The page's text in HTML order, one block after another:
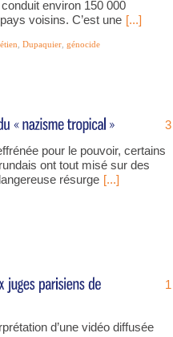
environ 150 000
voisins. C’est une [...]
Dupaquier génocide
3
pour le pouvoir, certains
ont tout misé sur des
résurge [...]
1
d’une vidéo diffusée